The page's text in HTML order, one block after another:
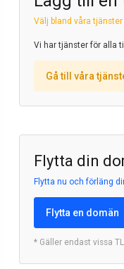
Välj bland våra tjänster
Vi har tjänster för alla
Gå till våra
Flytta din
Flytta nu och förläng
Flytta en domän
* Gäller endast vissa